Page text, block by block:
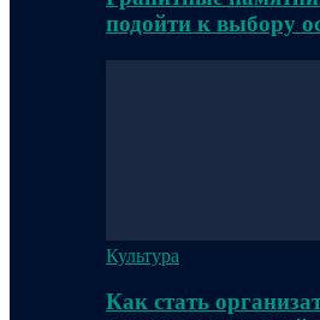
подойти к выбору
Культура
Как стать